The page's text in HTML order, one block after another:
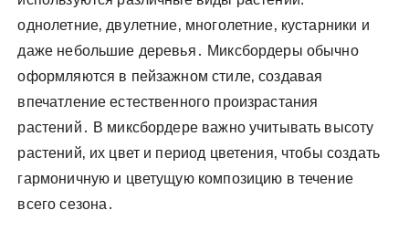
однолетние‚ двулетние‚ многолетние‚ кустарники и
даже небольшие деревья․ Миксбордеры обычно
оформляются в пейзажном стиле‚ создавая
впечатление естественного произрастания
растений․ В миксбордере важно учитывать высоту
растений‚ их цвет и период цветения‚ чтобы создать
гармоничную и цветущую композицию в течение
всего сезона․